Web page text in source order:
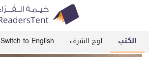
الكتب لوح الشرف Switch to English